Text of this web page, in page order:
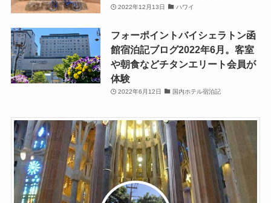
2022年12月13日 ハワイ
フォーポイントバイシェラトン函
館宿泊記ブログ2022年6月。客室
や朝食などチタンエリート会員が
体験
2022年6月12日 国内ホテル宿泊記